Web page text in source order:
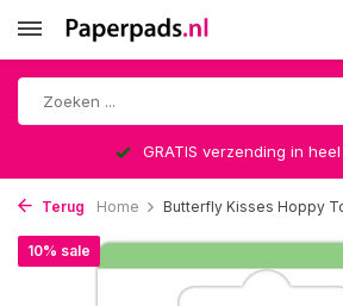
GRATIS verzending in
Terug Home Butterfly Kisses Hoppy
10% sale